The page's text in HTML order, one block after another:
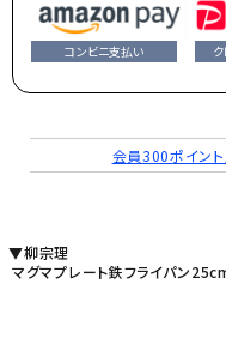
コンビニ支払い
会員300ポイン
▼柳宗理
マグマプレート鉄フライパン